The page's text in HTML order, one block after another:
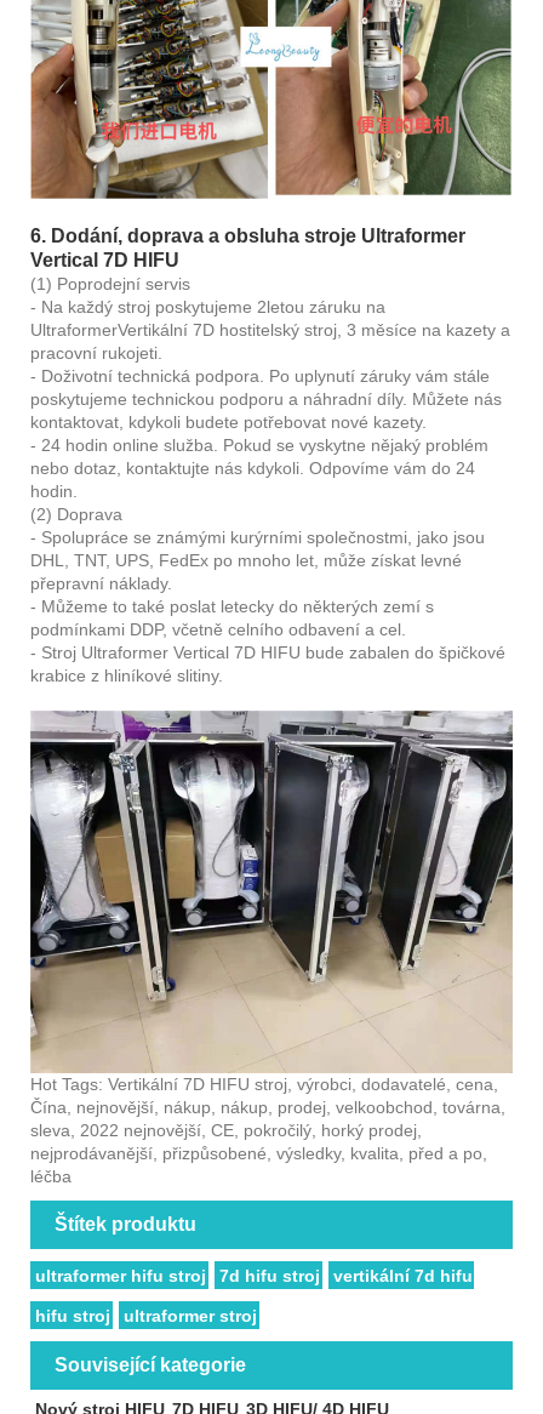
6. Dodání, doprava a obsluha stroje Ultraformer
Vertical 7D HIFU
(1) Poprodejní servis
- Na každý stroj poskytujeme 2letou záruku na
UltraformerVertikální 7D hostitelský stroj, 3 měsíce na kazety a
pracovní rukojeti.
- Doživotní technická podpora. Po uplynutí záruky vám stále
poskytujeme technickou podporu a náhradní díly. Můžete nás
kontaktovat, kdykoli budete potřebovat nové kazety.
- 24 hodin online služba. Pokud se vyskytne nějaký problém
nebo dotaz, kontaktujte nás kdykoli. Odpovíme vám do 24
hodin.
(2) Doprava
- Spolupráce se známými kurýrními společnostmi, jako jsou
DHL, TNT, UPS, FedEx po mnoho let, může získat levné
přepravní náklady.
- Můžeme to také poslat letecky do některých zemí s
podmínkami DDP, včetně celního odbavení a cel.
- Stroj Ultraformer Vertical 7D HIFU bude zabalen do špičkové
krabice z hliníkové slitiny.
Hot Tags: Vertikální 7D HIFU stroj, výrobci, dodavatelé, cena,
Čína, nejnovější, nákup, nákup, prodej, velkoobchod, továrna,
sleva, 2022 nejnovější, CE, pokročilý, horký prodej,
nejprodávanější, přizpůsobené, výsledky, kvalita, před a po,
léčba
Štítek produktu
ultraformer hifu stroj 7d hifu stroj vertikální 7d hifu
hifu stroj ultraformer stroj
Související kategorie
Nový stroj HIFU 7D HIFU 3D HIFU/ 4D HIFU